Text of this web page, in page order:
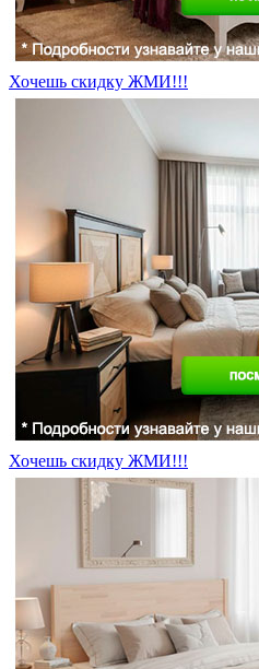
Хочешь скидку ЖМИ!!!
Хочешь скидку ЖМИ!!!